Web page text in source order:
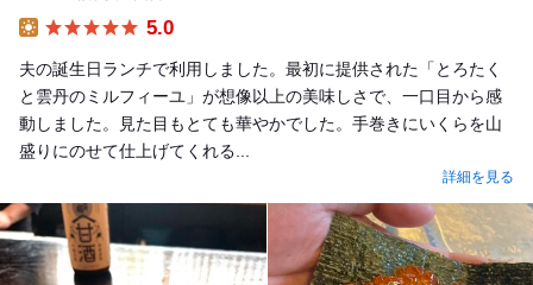
5.0
夫の誕生日ランチで利用しました。最初に提供された「とろたく
と雲丹のミルフィーユ」が想像以上の美味しさで、一口目から感
動しました。見た目もとても華やかでした。手巻きにいくらを山
盛りにのせて仕上げてくれる...
詳細を見る